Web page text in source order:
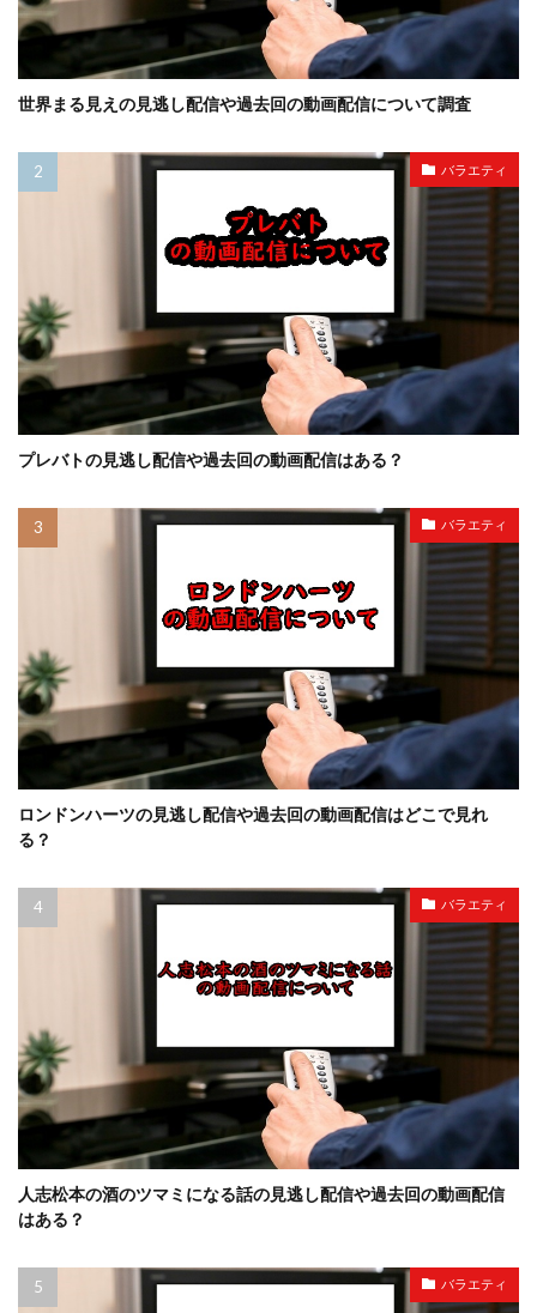
世界まる見えの見逃し配信や過去回の動画配信について調査
バラエティ
プレバトの見逃し配信や過去回の動画配信はある？
バラエティ
ロンドンハーツの見逃し配信や過去回の動画配信はどこで見れ
る？
バラエティ
人志松本の酒のツマミになる話の見逃し配信や過去回の動画配信
はある？
バラエティ